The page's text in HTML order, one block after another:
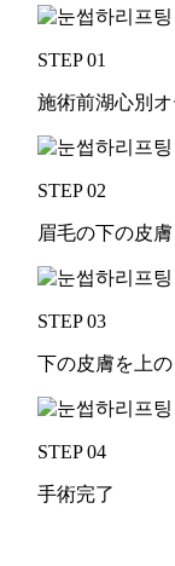
STEP 01
施術前湖心別
STEP 02
眉毛の下の皮
STEP 03
下の皮膚を上
STEP 04
手術完了